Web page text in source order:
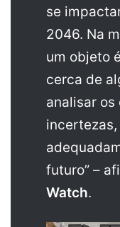
se
2046. Na
um objeto
cerca de
analisar os
futuro” –
Watch.